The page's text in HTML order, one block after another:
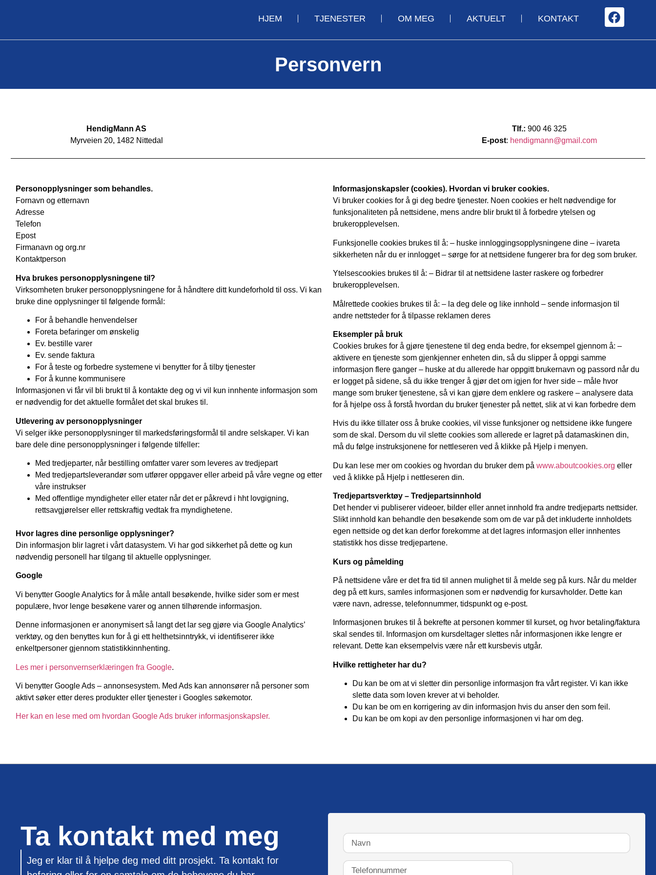
HJEM TJENESTER OM MEG AKTUELT KONTAKT
Personvern
HendigMann AS
Myrveien 20, 1482 Nittedal
Tlf.: 900 46 325
E-post: hendigmann@gmail.com
Personopplysninger som behandles.
Fornavn og etternavn
Adresse
Telefon
Epost
Firmanavn og org.nr
Kontaktperson
Hva brukes personopplysningene til?
Virksomheten bruker personopplysningene for å håndtere ditt kundeforhold til oss. Vi kan
bruke dine opplysninger til følgende formål:
For å behandle henvendelser
Foreta befaringer om ønskelig
Ev. bestille varer
Ev. sende faktura
For å teste og forbedre systemene vi benytter for å tilby tjenester
For å kunne kommunisere
Informasjonen vi får vil bli brukt til å kontakte deg og vi vil kun innhente informasjon som
er nødvendig for det aktuelle formålet det skal brukes til.
Utlevering av personopplysninger
Vi selger ikke personopplysninger til markedsføringsformål til andre selskaper. Vi kan
bare dele dine personopplysninger i følgende tilfeller:
Med tredjeparter, når bestilling omfatter varer som leveres av tredjepart
Med tredjepartsleverandør som utfører oppgaver eller arbeid på våre vegne og etter
våre instrukser
Med offentlige myndigheter eller etater når det er påkrevd i hht lovgigning,
rettsavgjørelser eller rettskraftig vedtak fra myndighetene.
Hvor lagres dine personlige opplysninger?
Din informasjon blir lagret i vårt datasystem. Vi har god sikkerhet på dette og kun
nødvendig personell har tilgang til aktuelle opplysninger.
Google
Vi benytter Google Analytics for å måle antall besøkende, hvilke sider som er mest
populære, hvor lenge besøkene varer og annen tilhørende informasjon.
Denne informasjonen er anonymisert så langt det lar seg gjøre via Google Analytics’
verktøy, og den benyttes kun for å gi ett helthetsinntrykk, vi identifiserer ikke
enkeltpersoner gjennom statistikkinnhenting.
Les mer i personvernserklæringen fra Google.
Vi benytter Google Ads – annonsesystem. Med Ads kan annonsører nå personer som
aktivt søker etter deres produkter eller tjenester i Googles søkemotor.
Her kan en lese med om hvordan Google Ads bruker informasjonskapsler.
Informasjonskapsler (cookies). Hvordan vi bruker cookies.
Vi bruker cookies for å gi deg bedre tjenester. Noen cookies er helt nødvendige for
funksjonaliteten på nettsidene, mens andre blir brukt til å forbedre ytelsen og
brukeropplevelsen.
Funksjonelle cookies brukes til å: – huske innloggingsopplysningene dine – ivareta
sikkerheten når du er innlogget – sørge for at nettsidene fungerer bra for deg som bruker.
Ytelsescookies brukes til å: – Bidrar til at nettsidene laster raskere og forbedrer
brukeropplevelsen.
Målrettede cookies brukes til å: – la deg dele og like innhold – sende informasjon til
andre nettsteder for å tilpasse reklamen deres
Eksempler på bruk
Cookies brukes for å gjøre tjenestene til deg enda bedre, for eksempel gjennom å: –
aktivere en tjeneste som gjenkjenner enheten din, så du slipper å oppgi samme
informasjon flere ganger – huske at du allerede har oppgitt brukernavn og passord når du
er logget på sidene, så du ikke trenger å gjør det om igjen for hver side – måle hvor
mange som bruker tjenestene, så vi kan gjøre dem enklere og raskere – analysere data
for å hjelpe oss å forstå hvordan du bruker tjenester på nettet, slik at vi kan forbedre dem
Hvis du ikke tillater oss å bruke cookies, vil visse funksjoner og nettsidene ikke fungere
som de skal. Dersom du vil slette cookies som allerede er lagret på datamaskinen din,
må du følge instruksjonene for nettleseren ved å klikke på Hjelp i menyen.
Du kan lese mer om cookies og hvordan du bruker dem på www.aboutcookies.org eller
ved å klikke på Hjelp i nettleseren din.
Tredjepartsverktøy – Tredjepartsinnhold
Det hender vi publiserer videoer, bilder eller annet innhold fra andre tredjeparts nettsider.
Slikt innhold kan behandle den besøkende som om de var på det inkluderte innholdets
egen nettside og det kan derfor forekomme at det lagres informasjon eller innhentes
statistikk hos disse tredjepartene.
Kurs og påmelding
På nettsidene våre er det fra tid til annen mulighet til å melde seg på kurs. Når du melder
deg på ett kurs, samles informasjonen som er nødvendig for kursavholder. Dette kan
være navn, adresse, telefonnummer, tidspunkt og e-post.
Informasjonen brukes til å bekrefte at personen kommer til kurset, og hvor betaling/faktura
skal sendes til. Informasjon om kursdeltager slettes når informasjonen ikke lengre er
relevant. Dette kan eksempelvis være når ett kursbevis utgår.
Hvilke rettigheter har du?
Du kan be om at vi sletter din personlige informasjon fra vårt register. Vi kan ikke
slette data som loven krever at vi beholder.
Du kan be om en korrigering av din informasjon hvis du anser den som feil.
Du kan be om kopi av den personlige informasjonen vi har om deg.
Ta kontakt med meg
Jeg er klar til å hjelpe deg med ditt prosjekt. Ta kontakt for